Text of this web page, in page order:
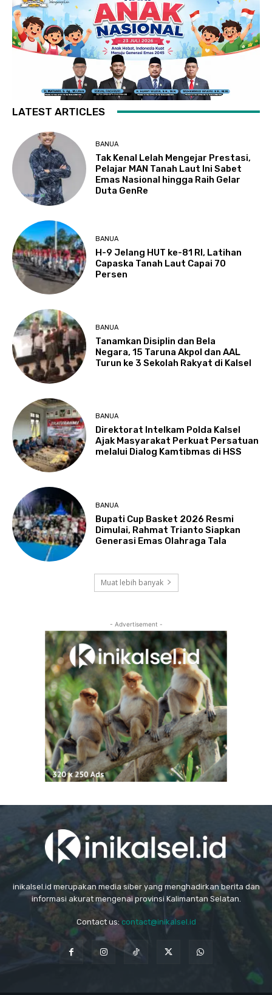
LATEST ARTICLES
BANUA
Tak Kenal Lelah Mengejar Prestasi,
Pelajar MAN Tanah Laut Ini Sabet
Emas Nasional hingga Raih Gelar
Duta GenRe
BANUA
H-9 Jelang HUT ke-81 RI, Latihan
Capaska Tanah Laut Capai 70
Persen
BANUA
Tanamkan Disiplin dan Bela
Negara, 15 Taruna Akpol dan AAL
Turun ke 3 Sekolah Rakyat di Kalsel
BANUA
Direktorat Intelkam Polda Kalsel
Ajak Masyarakat Perkuat Persatuan
melalui Dialog Kamtibmas di HSS
BANUA
Bupati Cup Basket 2026 Resmi
Dimulai, Rahmat Trianto Siapkan
Generasi Emas Olahraga Tala
Muat lebih banyak
- Advertisement -
inikalsel.id merupakan media siber yang menghadirkan berita dan
informasi akurat mengenai provinsi Kalimantan Selatan.
Contact us:contact@inikalsel.id